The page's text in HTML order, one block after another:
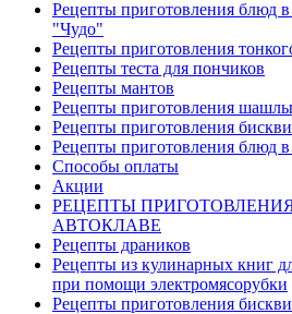
Рецепты приготовления блюд в
"Чудо"
Рецепты приготовления
Рецепты теста для пончиков
Рецепты мантов
Рецепты приготовления
Рецепты приготовления
Рецепты приготовления блюд в
Способы оплаты
Акции
РЕЦЕПТЫ
АВТОКЛАВЕ
Рецепты драников
Рецепты из кулинарных книг
при помощи электромясорубки
Рецепты приготовления